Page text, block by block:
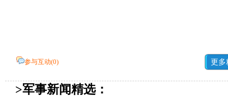
参与互动(0) 更多
>军事新闻精选：